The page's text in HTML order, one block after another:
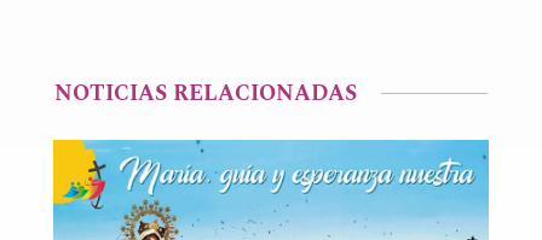
NOTICIAS RELACIONADAS